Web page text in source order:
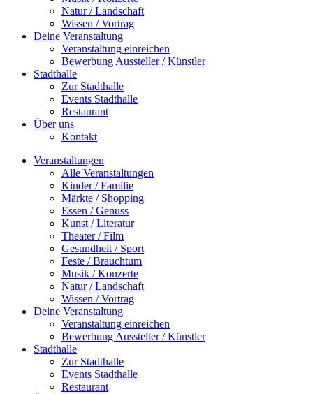
Natur / Landschaft
Wissen / Vortrag
Deine Veranstaltung
Veranstaltung einreichen
Bewerbung Aussteller / Künstler
Stadthalle
Zur Stadthalle
Events Stadthalle
Restaurant
Über uns
Kontakt
Veranstaltungen
Alle Veranstaltungen
Kinder / Familie
Märkte / Shopping
Essen / Genuss
Kunst / Literatur
Theater / Film
Gesundheit / Sport
Feste / Brauchtum
Musik / Konzerte
Natur / Landschaft
Wissen / Vortrag
Deine Veranstaltung
Veranstaltung einreichen
Bewerbung Aussteller / Künstler
Stadthalle
Zur Stadthalle
Events Stadthalle
Restaurant